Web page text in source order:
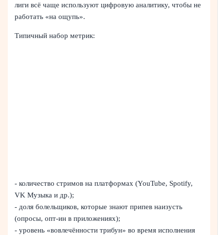
лиги всё чаще используют цифровую аналитику, чтобы не
работать «на ощупь».
Типичный набор метрик:
- количество стримов на платформах (YouTube, Spotify,
VK Музыка и др.);
- доля болельщиков, которые знают припев наизусть
(опросы, опт‑ин в приложениях);
- уровень «вовлечённости трибун» во время исполнения